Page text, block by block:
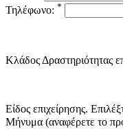
Τηλέφωνο: *
Κλάδος Δραστηριότητας
Είδος επιχείρησης.
Μήνυμα (αναφέρετε το